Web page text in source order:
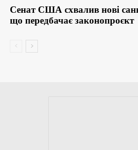
Сенат США схвалив нові
що передбачає законопроєкт